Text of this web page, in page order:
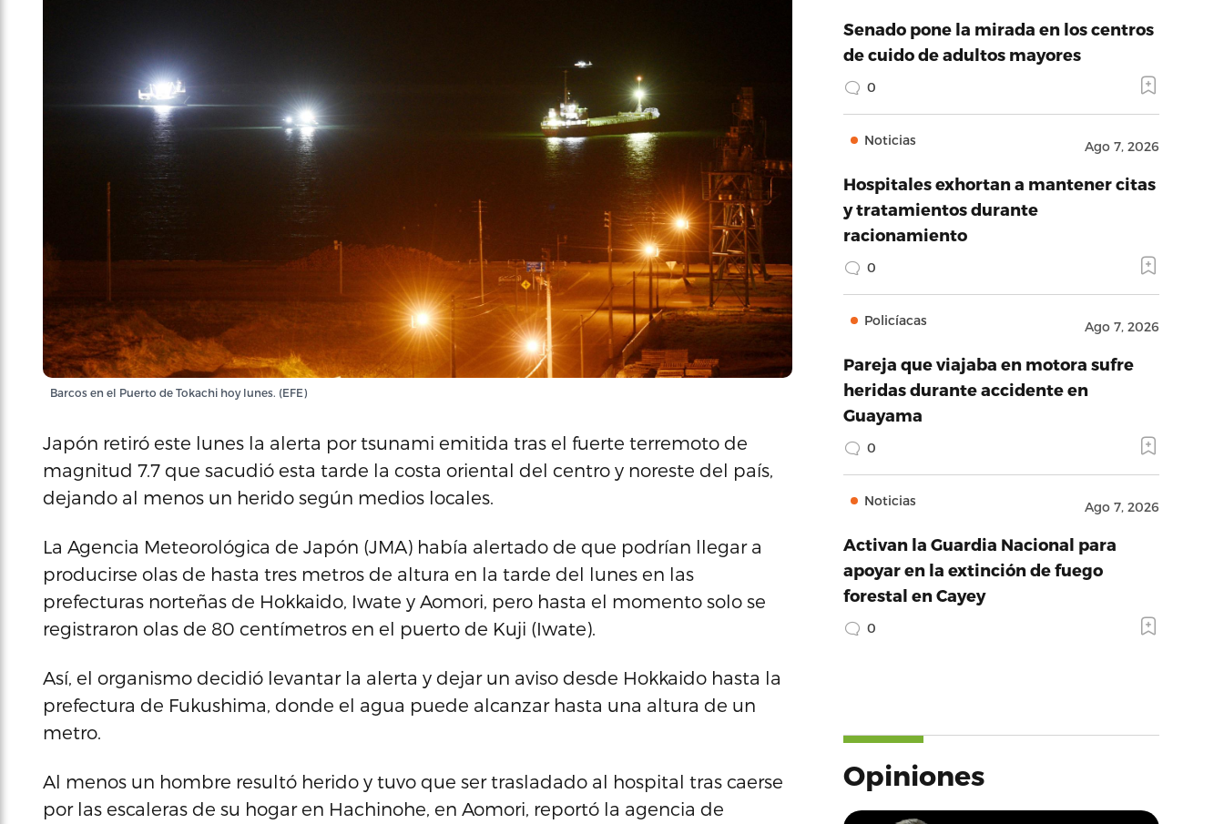
Barcos en el Puerto de Tokachi hoy lunes. (EFE)
Japón retiró este lunes la alerta por tsunami emitida tras el fuerte terremoto de
magnitud 7.7 que sacudió esta tarde la costa oriental del centro y noreste del país,
dejando al menos un herido según medios locales.
La Agencia Meteorológica de Japón (JMA) había alertado de que podrían llegar a
producirse olas de hasta tres metros de altura en la tarde del lunes en las
prefecturas norteñas de Hokkaido, Iwate y Aomori, pero hasta el momento solo se
registraron olas de 80 centímetros en el puerto de Kuji (Iwate).
Así, el organismo decidió levantar la alerta y dejar un aviso desde Hokkaido hasta la
prefectura de Fukushima, donde el agua puede alcanzar hasta una altura de un
metro.
Al menos un hombre resultó herido y tuvo que ser trasladado al hospital tras caerse
por las escaleras de su hogar en Hachinohe, en Aomori, reportó la agencia de
Senado pone la mirada en los centros
de cuido de adultos mayores
0
Noticias Ago 7, 2026
Hospitales exhortan a mantener citas
y tratamientos durante
racionamiento
0
Policíacas Ago 7, 2026
Pareja que viajaba en motora sufre
heridas durante accidente en
Guayama
0
Noticias Ago 7, 2026
Activan la Guardia Nacional para
apoyar en la extinción de fuego
forestal en Cayey
0
Opiniones